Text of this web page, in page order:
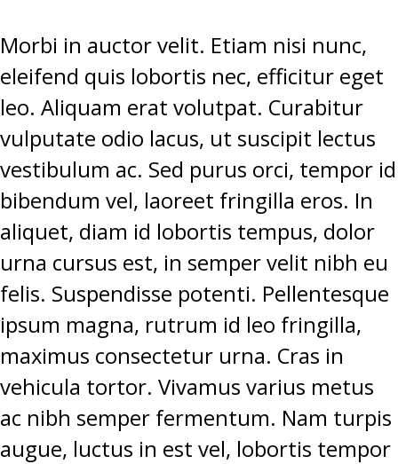
Morbi in auctor velit. Etiam nisi nunc,
eleifend quis lobortis nec, efficitur eget
leo. Aliquam erat volutpat. Curabitur
vulputate odio lacus, ut suscipit lectus
vestibulum ac. Sed purus orci, tempor id
bibendum vel, laoreet fringilla eros. In
aliquet, diam id lobortis tempus, dolor
urna cursus est, in semper velit nibh eu
felis. Suspendisse potenti. Pellentesque
ipsum magna, rutrum id leo fringilla,
maximus consectetur urna. Cras in
vehicula tortor. Vivamus varius metus
ac nibh semper fermentum. Nam turpis
augue, luctus in est vel, lobortis tempor